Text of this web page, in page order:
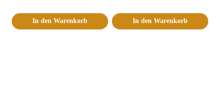
In den Warenkorb In den Warenkorb